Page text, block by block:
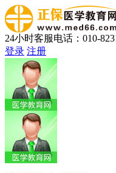
24小时客服电话：010-
登录 注册